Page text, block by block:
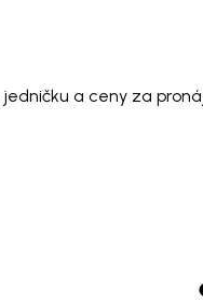
jedničku a ceny za